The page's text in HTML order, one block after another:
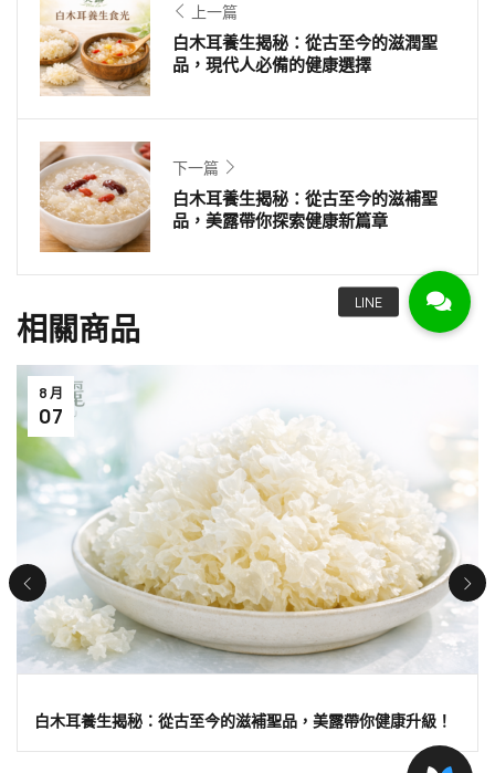
上一篇
白木耳養生揭秘：從古至今的滋潤聖
品，現代人必備的健康選擇
下一篇
白木耳養生揭秘：從古至今的滋補聖
品，美露帶你探索健康新篇章
相關商品
8 月
07
白木耳養生揭秘：從古至今的滋補聖品，美露帶你健康升級！